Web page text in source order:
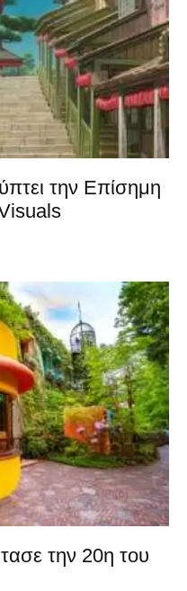
την Επίσημη
την 20η του